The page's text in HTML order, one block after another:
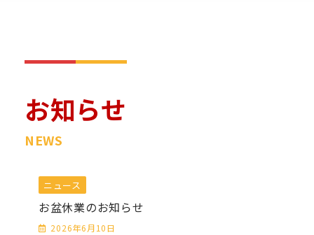
お知らせ
NEWS
ニュース
お盆休業のお知らせ
2026年6月10日